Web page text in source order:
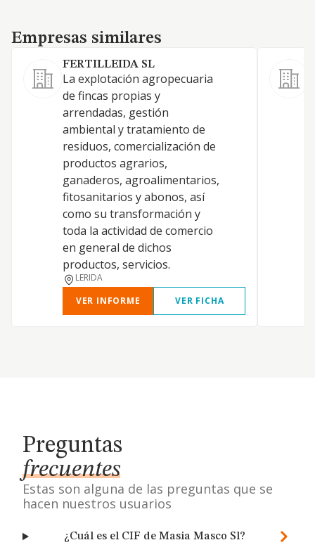
Empresas similares
Empresas similares
FERTILLEIDA SL
La explotación agropecuaria
de fincas propias y
arrendadas, gestión
ambiental y tratamiento de
residuos, comercialización de
productos agrarios,
ganaderos, agroalimentarios,
fitosanitarios y abonos, así
como su transformación y
toda la actividad de comercio
en general de dichos
productos, servicios.
LERIDA
VER INFORME
VER FICHA
Preguntas
frecuentes
Estas son alguna de las preguntas que se
hacen nuestros usuarios
¿Cuál es el CIF de Masia Masco Sl?